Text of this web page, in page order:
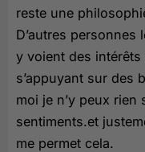
reste une
D’autres
y voient des
s’appuyant sur des
moi je n’y peux rien
sentiments.et
me permet cela.